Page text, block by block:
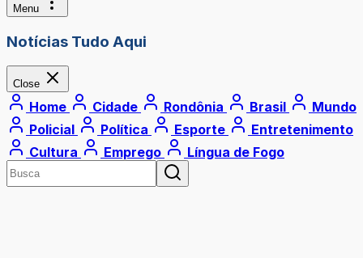
Menu
Notícias Tudo Aqui
Close
Home Cidade Rondônia Brasil
Mundo
Policial
Política Esporte
Entretenimento
Cultura
Emprego Língua de Fogo